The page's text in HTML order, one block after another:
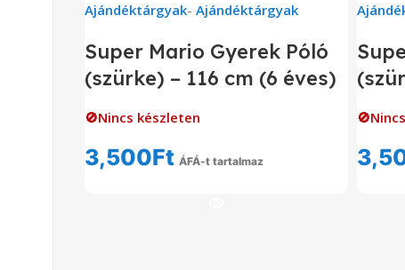
Ajándéktárgyak- Ajándéktárgyak
Super Mario Gyerek Póló
(szürke) – 116 cm (6 éves)
🚫Nincs készleten
3,500Ft ÁFÁ-t tartalmaz